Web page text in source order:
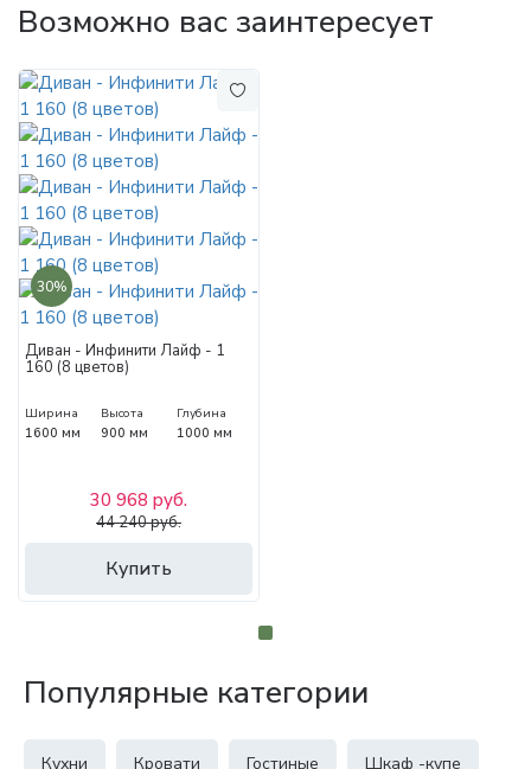
Возможно вас заинтересует
30%
Диван - Инфинити Лайф - 1
160 (8 цветов)
Ширина
1600 мм
Высота
900 мм
Глубина
1000 мм
Купить
30 968 руб.
44 240 руб.
Популярные категории
Кухни Кровати Гостиные Шкаф -купе